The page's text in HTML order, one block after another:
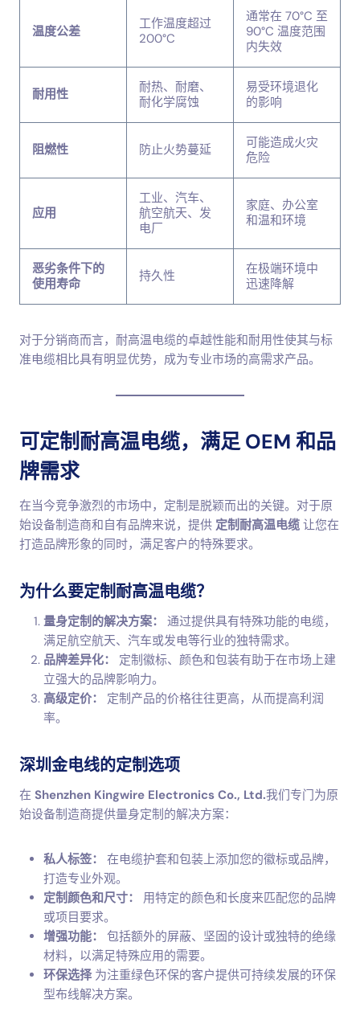
温度公差
工作温度超过
200°C
通常在 70°C 至
90°C 温度范围
内失效
耐用性
耐热、耐磨、
耐化学腐蚀
易受环境退化
的影响
阻燃性 防止火势蔓延
可能造成火灾
危险
应用
工业、汽车、
航空航天、发
电厂
家庭、办公室
和温和环境
恶劣条件下的
使用寿命
持久性
在极端环境中
迅速降解
对于分销商而言，耐高温电缆的卓越性能和耐用性使其与标
准电缆相比具有明显优势，成为专业市场的高需求产品。
可定制耐高温电缆，满足 OEM 和品
牌需求
在当今竞争激烈的市场中，定制是脱颖而出的关键。对于原
始设备制造商和自有品牌来说，提供 定制耐高温电缆 让您在
打造品牌形象的同时，满足客户的特殊要求。
为什么要定制耐高温电缆？
量身定制的解决方案：
通过提供具有特殊功能的电缆，
满足航空航天、汽车或发电等行业的独特需求。
品牌差异化：
定制徽标、颜色和包装有助于在市场上建
立强大的品牌影响力。
高级定价：
定制产品的价格往往更高，从而提高利润
率。
深圳金电线的定制选项
在 Shenzhen Kingwire Electronics Co., Ltd.我们专门为原
始设备制造商提供量身定制的解决方案：
私人标签：
在电缆护套和包装上添加您的徽标或品牌，
打造专业外观。
定制颜色和尺寸：
用特定的颜色和长度来匹配您的品牌
或项目要求。
增强功能：
包括额外的屏蔽、坚固的设计或独特的绝缘
材料，以满足特殊应用的需要。
环保选择为注重绿色环保的客户提供可持续发展的环保
型布线解决方案。